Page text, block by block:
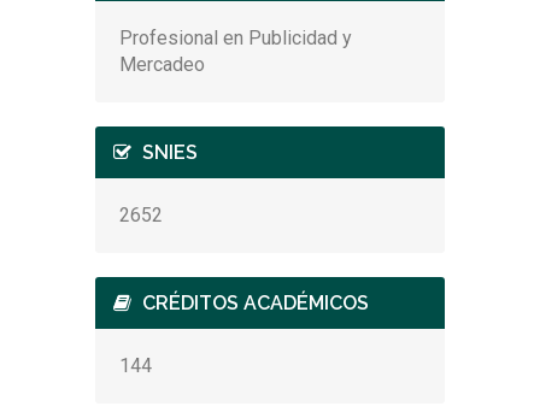
Profesional en Publicidad y
Mercadeo
SNIES
2652
CRÉDITOS ACADÉMICOS
144